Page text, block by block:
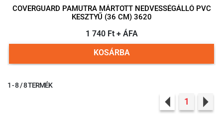
COVERGUARD PAMUTRA MÁRTOTT NEDVESSÉGÁLLÓ PVC
KESZTYŰ (36 CM) 3620
1 740 Ft + ÁFA
KOSÁRBA
1 - 8 / 8 TERMÉK
Previous
1